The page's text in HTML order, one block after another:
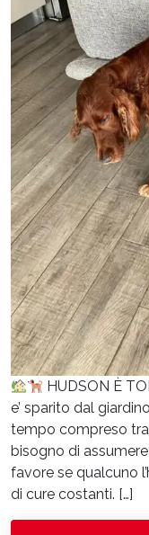
HUDSON È
e’ sparito dal
tempo compreso tra
bisogno di
favore se qualcuno
di cure costanti. […]